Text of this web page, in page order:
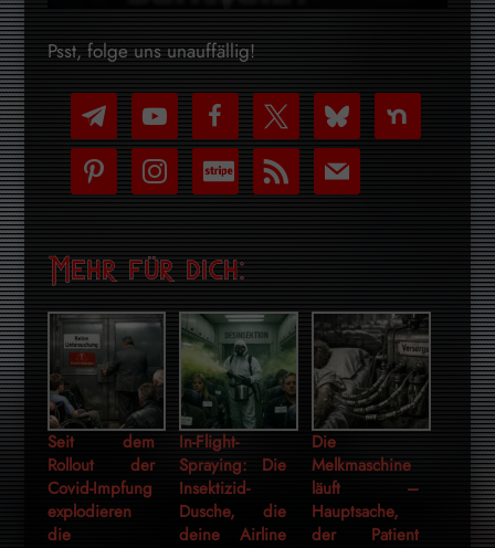
Psst, folge uns unauffällig!
telegram
youtube-
play
facebook bluesky nextdoor
pinterest instagramcc-
stripe
rss mail
Mehr für dich:
Seit dem
Rollout der
Covid-Impfung
explodieren
die
In-Flight-
Spraying: Die
Insektizid-
Dusche, die
deine Airline
Die
Melkmaschine
läuft –
Hauptsache,
der Patient